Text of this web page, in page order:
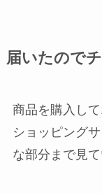
届いたので
商品を購入し
ショッピング
な部分まで見